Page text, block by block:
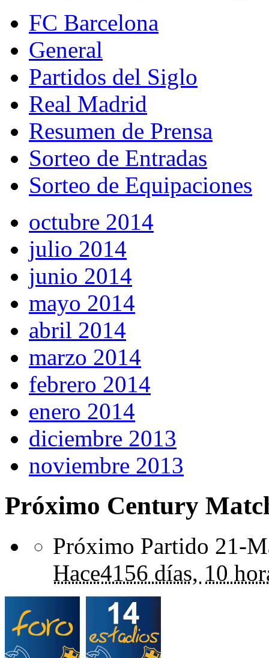
FC Barcelona
General
Partidos del Siglo
Real Madrid
Resumen de Prensa
Sorteo de Entradas
Sorteo de Equipaciones
octubre 2014
julio 2014
junio 2014
mayo 2014
abril 2014
marzo 2014
febrero 2014
enero 2014
diciembre 2013
noviembre 2013
Próximo Century
Próximo Partido 21-
Hace4156 días, 10